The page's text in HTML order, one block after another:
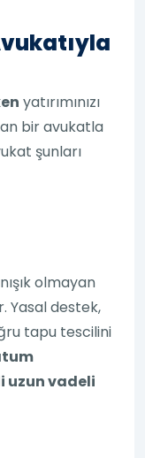
yatırımınızı
bir avukatla
şunları
olmayan
Yasal destek,
tapu tescilini
uzun vadeli